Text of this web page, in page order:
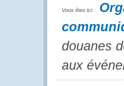
Vous êtes ici:
douanes
aux